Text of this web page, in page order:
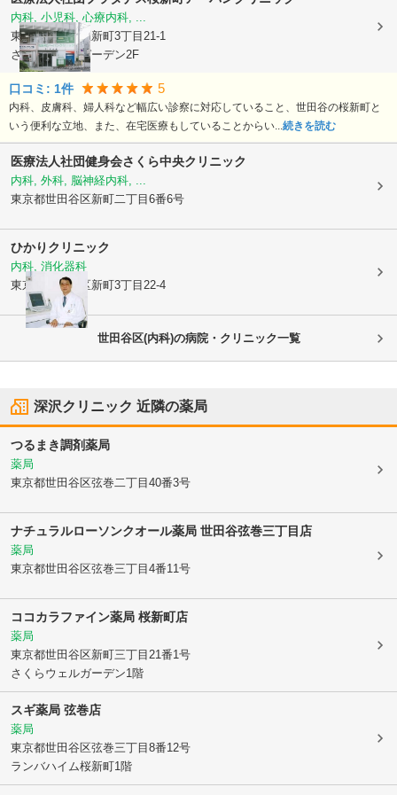
内科, 小児科, 心療内科, ...
東京都世田谷区新町3丁目21-1
さくらウェルガーデン2F
口コミ: 1件 5
内科、皮膚科、婦人科など幅広い診察に対応していること、世田谷の桜新町と
いう便利な立地、また、在宅医療もしていることからい...続きを読む
医療法人社団健身会さくら中央クリニック
内科, 外科, 脳神経内科, ...
東京都世田谷区新町二丁目6番6号
ひかりクリニック
内科, 消化器科
東京都世田谷区新町3丁目22-4
世田谷区(内科)の病院・クリニック一覧
深沢クリニック 近隣の薬局
つるまき調剤薬局
薬局
東京都世田谷区弦巻二丁目40番3号
ナチュラルローソンクオール薬局 世田谷弦巻三丁目店
薬局
東京都世田谷区弦巻三丁目4番11号
ココカラファイン薬局 桜新町店
薬局
東京都世田谷区新町三丁目21番1号
さくらウェルガーデン1階
スギ薬局 弦巻店
薬局
東京都世田谷区弦巻三丁目8番12号
ランバハイム桜新町1階